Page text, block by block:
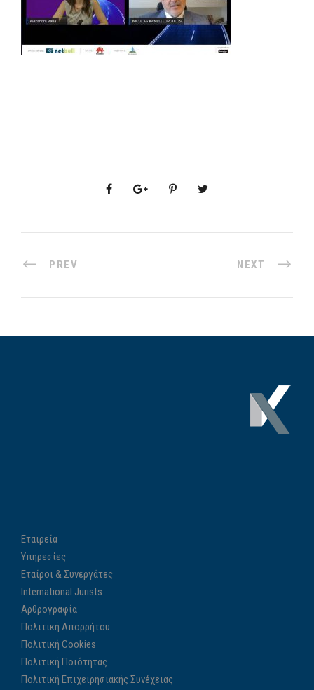
PREV NEXT
Εταιρεία
Υπηρεσίες
Εταίροι & Συνεργάτες
International Jurists
Αρθρογραφία
Πολιτική Απορρήτου
Πολιτική Cookies
Πολιτική Ποιότητας
Πολιτική Επιχειρησιακής Συνέχειας